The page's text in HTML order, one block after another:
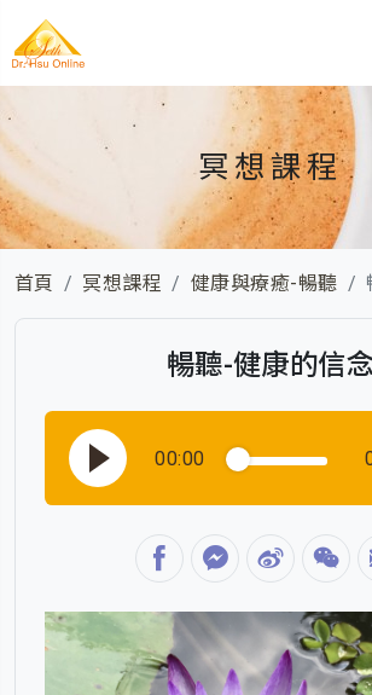
冥想課程
首頁 冥想課程 健康與療癒-暢聽
暢聽-健康的信
00:00